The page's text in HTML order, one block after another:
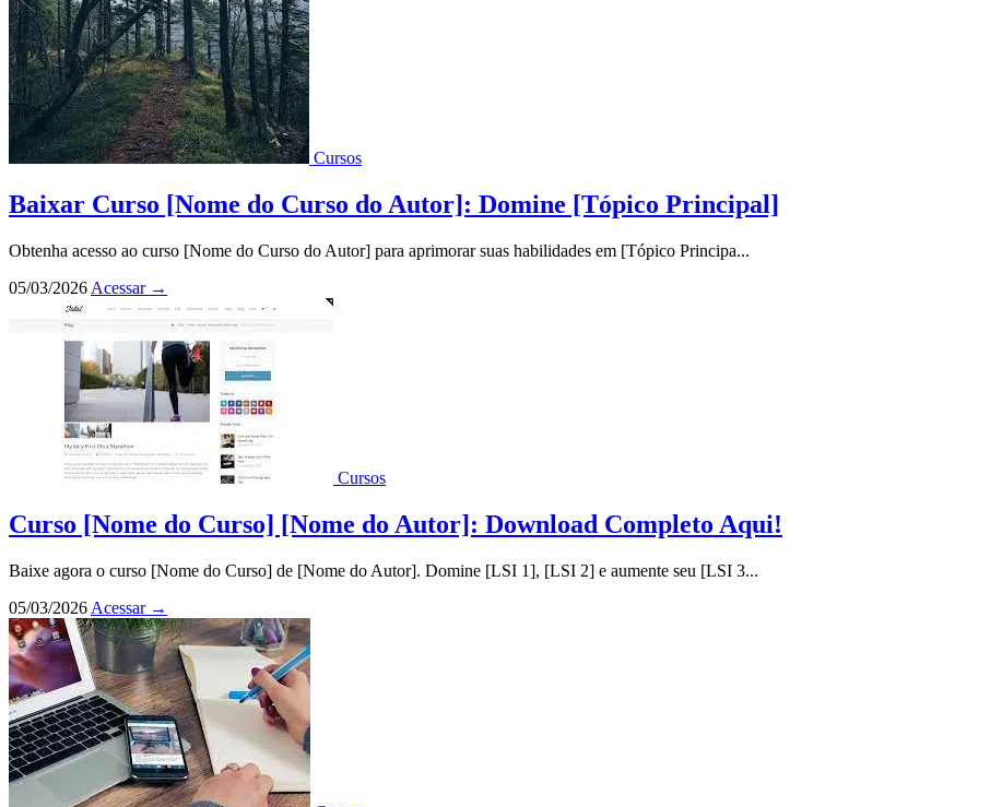
Cursos
Baixar Curso [Nome do Curso do Autor]: Domine [Tópico Principal]
Obtenha acesso ao curso [Nome do Curso do Autor] para aprimorar suas habilidades em [Tópico Principa...
05/03/2026 Acessar →
Cursos
Curso [Nome do Curso] [Nome do Autor]: Download Completo Aqui!
Baixe agora o curso [Nome do Curso] de [Nome do Autor]. Domine [LSI 1], [LSI 2] e aumente seu [LSI 3...
05/03/2026 Acessar →